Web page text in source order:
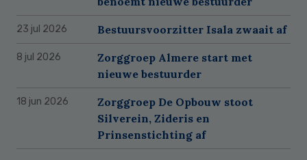
23 jul 2026 Bestuursvoorzitter Isala zwaait af
8 jul 2026
Zorggroep Almere start met
nieuwe bestuurder
18 jun 2026
Zorggroep De Opbouw stoot
Silverein, Zideris en
Prinsenstichting af